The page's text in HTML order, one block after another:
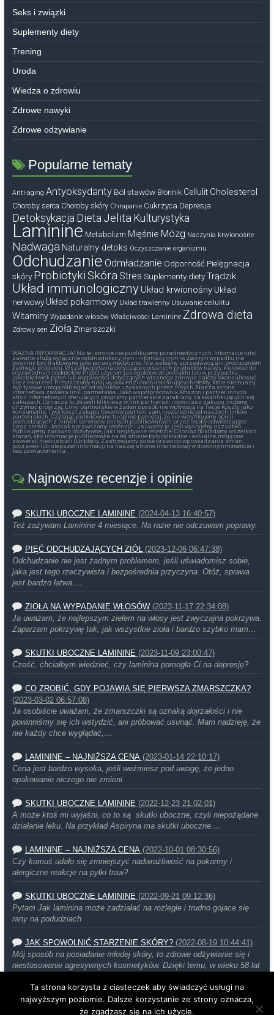
Seks i związki
Suplementy diety
Trening
Uroda
Wiedza o zdrowiu
Zdrowe nawyki
Zdrowe odżywianie
Popularne tematy
Anti-aging Antyoksydanty Ból stawów Błonnik Cellulit Cholesterol
Choroby serca Choroby skóry Chrapanie Cukrzyca Depresja
Detoksykacja Dieta Jelita Kulturystyka
Laminine Metabolizm Mięśnie Mózg Naczynia krwionośne
Nadwaga Naturalny detoks Oczyszczanie organizmu
Odchudzanie Odmładzanie Odporność Pielęgnacja
skóry Probiotyki Skóra Stres Suplementy diety Trądzik
Układ immunologiczny Układ krwionośny Układ
nerwowy Układ pokarmowy Układ trawienny Usuwanie cellulitu
Witaminy Wypadanie włosów Właściwości Laminine Zdrowa dieta
Zdrowy sen Zioła Zmarszczki
WAŻNA INFORMACJA! Na tej stronie nie publikujemy porad medycznych. Informacje tutaj
zawarte służą wyłącznie celom edukacyjnym i informacyjnym iw żadnym wypadku nie
powinny być traktowane jako porady medyczne. Nie jesteśmy sprzedawcą ani producentem
żadnego produktu. Wszelkie pytania dotyczące opisanych produktów należy kierować do
odpowiednich podmiotów. Przed użyciem jakiegokolwiek produktu lub w przypadku
jakichkolwiek pytań lub wątpliwości dotyczących własnego zdrowia należy skonsultować
się z lekarzem. Przytaczamy tutaj wypowiedzi osób deklarujących efekty, które nie muszą
być typowe i mogą odbiegać od wyników uzyskanych przez innych. Nasza strona
internetowa zawiera linki partnerskie. Jako współpracownik Amazon i partner innych
stron internetowych oferujących programy partnerskie zarabiamy na kwalifikujących się
zakupach. Oznacza to, że jeśli klikniesz w link partnerski i dokonasz zakupu, możemy
otrzymać prowizję. Linki partnerskie w żaden sposób nie wpływają na Twoje koszty jako
konsumenta. Twój koszt zakupu towarów jest taki sam, niezależnie od naszych linków
partnerskich. Czytając publikowane tu opinie pamiętaj, że nie weryfikujemy opinii
pochodzących z innych serwisów, ani tych publikowanych przez osoby odwiedzające
nasz serwis. Jednak sprawdzamy recenzje i usuwamy je, jeśli wykryjemy oszustwo.
Publikujemy zarówno pozytywne, jak i negatywne recenzje. Chociaż dokładamy wszelkich
starań, aby informacje publikowane na tej stronie były dokładne i aktualne, mogą one
zawierać nieścisłości lub błędy. Zastrzegamy sobie prawo do wprowadzania zmian,
poprawek lub ulepszeń informacji na naszej stronie internetowej w dowolnym momencie i
bez powiadomienia.
Najnowsze recenzje i opinie
SKUTKI UBOCZNE LAMININE (2024-04-13 16:40:57)
Też zażywam Laminine 4 miesiące. Na razie nie odczuwam poprawy.
PIĘĆ ODCHUDZAJĄCYCH ZIÓŁ (2023-12-06 06:47:38)
Odchudzanie nie jest żadnym problemem, jeśli uświadomisz sobie,
jaka jest tego rzeczywista i bezpośrednia przyczyna. Otóż, sprawa
jest bardzo łatwa.…
ZIOŁA NA WYPADANIE WŁOSÓW (2023-11-17 22:34:08)
Ja uważam, że najlepszym zielem na włosy jest zwyczajna pokrzywa.
Zaparzam pokrzywę tak, jak wszystkie zioła i bardzo szybko mam…
SKUTKI UBOCZNE LAMININE (2023-11-09 23:00:47)
Cześć, chciałbym wiedzieć, czy laminina pomogła Ci na depresję?
CO ZROBIĆ, GDY POJAWIA SIĘ PIERWSZA ZMARSZCZKA?
(2023-03-02 06:57:08)
Ja osobiście uważam, że zmarszczki są oznaką dojrzałości i nie
powinniśmy się ich wstydzić, ani próbować usunąć. Mam nadzieję, że
nie każdy chce wyglądać,…
LAMININE – NAJNIŻSZA CENA (2023-01-14 22:10:17)
Cena jest bardzo wysoka, jeśli weźmiesz pod uwagę, że jedno
opakowanie niczego nie zmieni.
SKUTKI UBOCZNE LAMININE (2022-12-23 21:02:01)
A może ktoś mi wyjaśni, co to są skutki uboczne, czyli niepożądane
działanie leku. Na przykład Aspiryna ma skutki uboczne.…
LAMININE – NAJNIŻSZA CENA (2022-10-01 08:30:56)
Czy komuś udało się zmniejszyć nadwrażliwość na pokarmy i
alergiczne reakcje na pyłki traw?
SKUTKI UBOCZNE LAMININE (2022-09-21 09:12:36)
Pytam Jak laminina może zadziałać na rozległe i trudno gojace się
rany na podudziach
JAK SPOWOLNIĆ STARZENIE SKÓRY? (2022-08-19 10:44:41)
Mój sposób na posiadanie młodej skóry, to zdrowe odżywianie się i
niestosowanie agresywnych kosmetyków. Dzięki temu, w wieku 58 lat
Ta strona korzysta z ciasteczek aby świadczyć usługi na
najwyższym poziomie. Dalsze korzystanie ze strony oznacza,
że zgadzasz się na ich użycie.